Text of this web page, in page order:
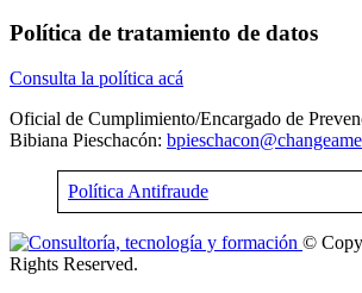
Política de tratamiento de datos
Consulta la política acá
Oficial de Cumplimiento/Encargado de
Bibiana Pieschacón:
Política Antifraude
©
Rights Reserved.